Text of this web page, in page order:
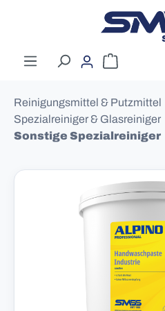
Zum Hauptinhalt springen
Reinigungsmittel & Putzmittel
Spezialreiniger & Glasreiniger
Sonstige Spezialreiniger
Bildergalerie überspringen